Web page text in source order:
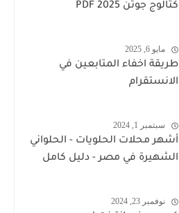
كتالوج جوتن PDF 2025
مايو 6, 2025
طريقة اخفاء المتابعين في
الانستقرام
سبتمبر 1, 2024
أشهر محلات الحلويات - الحلواني
الشهيرة في مصر - دليل كامل
نوفمبر 23, 2024